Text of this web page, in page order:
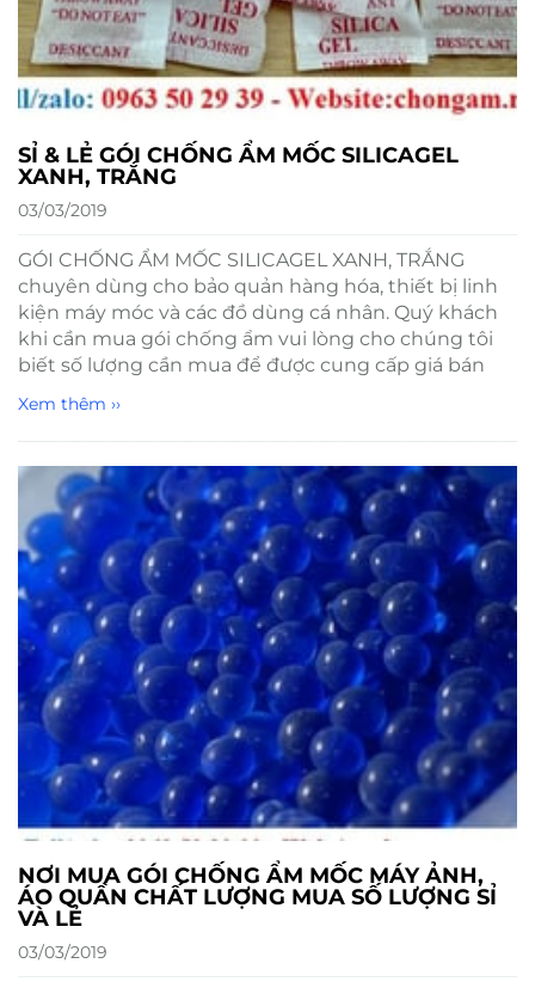
SỈ & LẺ GÓI CHỐNG ẨM MỐC SILICAGEL
XANH, TRẮNG
03/03/2019
GÓI CHỐNG ẨM MỐC SILICAGEL XANH, TRẮNG
chuyên dùng cho bảo quản hàng hóa, thiết bị linh
kiện máy móc và các đồ dùng cá nhân. Quý khách
khi cần mua gói chống ẩm vui lòng cho chúng tôi
biết số lượng cần mua để được cung cấp giá bán
Xem thêm ››
NƠI MUA GÓI CHỐNG ẨM MỐC MÁY ẢNH,
ÁO QUẦN CHẤT LƯỢNG MUA SỐ LƯỢNG SỈ
VÀ LẺ
03/03/2019